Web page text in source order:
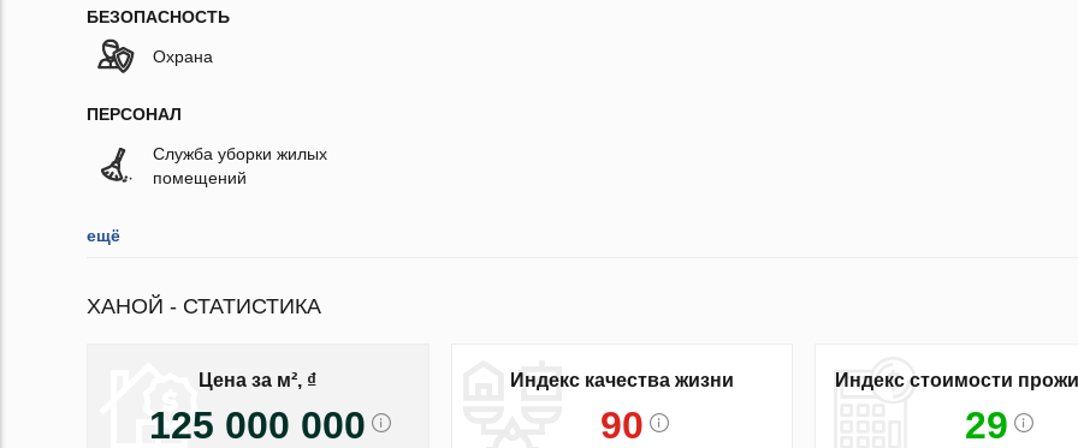
БЕЗОПАСНОСТЬ
Охрана
ПЕРСОНАЛ
Служба уборки жилых
помещений
ещё
ХАНОЙ - СТАТИСТИКА
Цена за м², ₫
125 000 000
Индекс качества жизни
90
Индекс стоимости
29